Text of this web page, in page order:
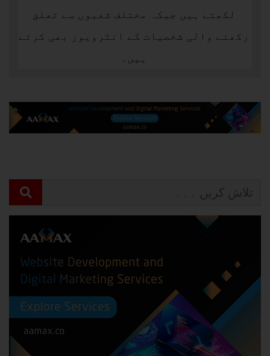
لکھتے ہیں جبکہ مختلف شعبوں سے تعلق
رکھنے والی شخصیات کے انٹرویوز بھی کرتے
ہیں۔